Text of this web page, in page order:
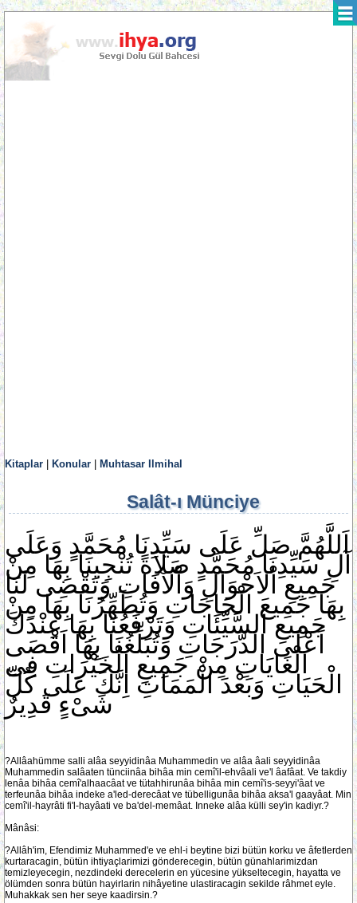
Kitaplar Konular Muhtasar Ilmihal
Salât-ı Münciye
اَللَّهُمَّصَلِّ عَلَى سَيِّدِنَا مُحَمَّدٍ وَعَلَى
آلِسَيِّدِنَامُحَمَّدٍ صَلاَةً تُنْجِينَابِهَا مِنْ
جَمِيعِاْلاَحْوَالِوَاْلآفَاتِوَتَقْضِىلَنَا
بِهَاجَمِيعَ الْحَاجَاتِ وَتُطَهِّرُنَا بِهَامِنْ
جَمِيعِالسَّيِّئَاتِوَتَرْفَعُنَابِهَاعِنْدَكَ
اَعْلَى الدَّرَجَاتِوَتُبَلِّغُنَا بِهَا اَقْصَى
الْغَايَاتِمِنْجَمِيعِ الْخَيْرَاتِ فِى
الْحَيَاتِوَبَعْدَالْمَمَاتِ اِنَّكَعَلَى كُلِّ
شَىْءٍقَدِيرٌ
?Allâahümme salli alâa seyyidinâa Muhammedin ve alâa âali seyyidinâa
Muhammedin salâaten tünciinâa bihâa min cemî'il-ehvâali ve'l âafâat. Ve takdiy
lenâa bihâa cemî'alhaacâat ve tütahhirunâa bihâa min cemî'is-seyyi'âat ve
terfeunâa bihâa indeke a'led-derecâat ve tübelligunâa bihâa aksa'l gaayâat. Min
cemî'il-hayrâti fi'l-hayâati ve ba'del-memâat. Inneke alâa külli sey'in kadiyr.?
Mânâsi:
?Allâh'im, Efendimiz Muhammed'e ve ehl-i beytine bizi bütün korku ve âfetlerden
kurtaracagin, bütün ihtiyaçlarimizi gönderecegin, bütün günahlarimizdan
temizleyecegin, nezdindeki derecelerin en yücesine yükseltecegin, hayatta ve
ölümden sonra bütün hayirlarin nihâyetine ulastiracagin sekilde râhmet eyle.
Muhakkak sen her seye kaadirsin.?